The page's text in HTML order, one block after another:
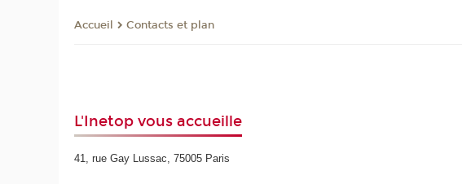
Accueil Contacts et plan
L'Inetop vous accueille
41, rue Gay Lussac, 75005 Paris